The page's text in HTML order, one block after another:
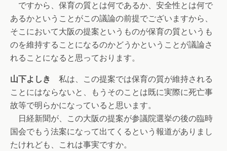
ですから、保育の質とは何であるか、安全性とは何で
あるかということがこの議論の前提でございますから、
そこにおいて大阪の提案というものが保育の質というも
のを維持することになるのかどうかということが議論さ
れることになると思っております。
山下よしき
私は、この提案では保育の質が維持される
ことにはならないと、もうそのことは既に実際に死亡事
故等で明らかになっていると思います。
日経新聞が、この大阪の提案が参議院選挙の後の臨時
国会でもう法案になって出てくるという報道がありまし
たけれども、これは事実ですか。